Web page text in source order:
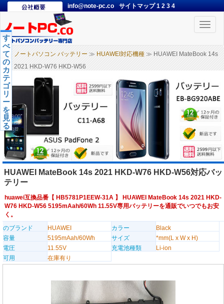
info@note-pc.co サイトマップ1 2 3 4
Toggle
ノートパソコン バッテリー ≫ HUAWEI対応機種 ≫ HUAWEI MateBook 14s
2021 HKD-W76 HKD-W56
す
べ
て
の
カ
テ
ゴ
リ
ー
を
見
る
HUAWEI MateBook 14s 2021 HKD-W76 HKD-W56対応バッ
テリー
huawei互換品番【 HB5781P1EEW-31A 】 HUAWEI MateBook 14s 2021 HKD-
W76 HKD-W56 5195mAah/60Wh 11.55V専用バッテリーを通販でいつでもお安
く。
のブランド
HUAWEI カラー
Black
容量
5195mAah/60Wh サイズ
*mm(L x W x H)
電圧
11.55V 充電池種類
Li-ion
可用
在庫有り